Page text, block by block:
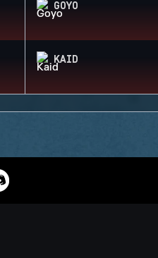
GOYO
KAID